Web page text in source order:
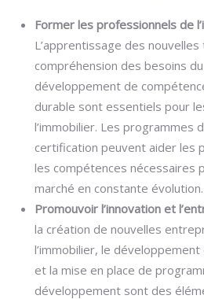
Former les professionnels de
L’apprentissage des
compréhension des besoins
développement de
durable sont essentiels pour
l’immobilier. Les programmes
certification peuvent aider les
les compétences nécessaires
marché en constante évolution.
Promouvoir l’innovation et
la création de nouvelles
l’immobilier, le
et la mise en place de
développement sont des